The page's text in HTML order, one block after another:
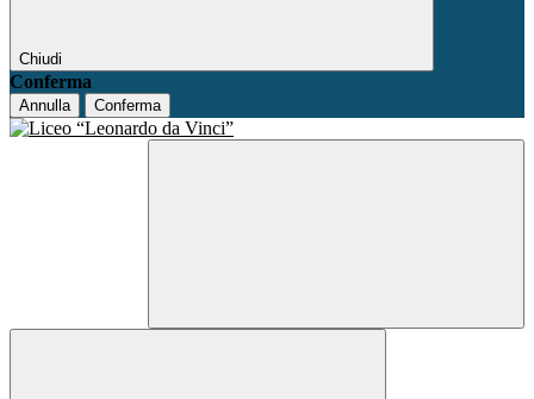
Chiudi
Conferma
Annulla Conferma